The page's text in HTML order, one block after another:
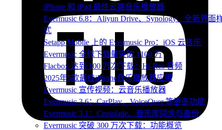
iPhone 和 iPad 最佳云端音乐播放器
Evermusic 6.8：Aliyun Drive、Synology、全新界面
式
Setapp Mobile 上的 Evermusic Pro：iOS 云音乐
Evermusic 全球下载量突破 1100 万
Flacbox 达到 100 万次下载：Hi-Res 音频
2025年5款最佳iPhone音乐播放器应用
Evermusic 宣传视频：云音乐播放器
Evermusic 3.6：CarPlay、VoiceOver 等更多功能
Evermusic 3.1：Crossfade、音乐库同步与备份
Evermusic 突破 300 万次下载：功能概览